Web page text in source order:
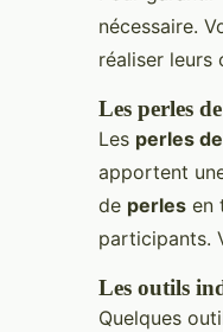
nécessaire.
réaliser leurs
Les perles
Les perles
apportent
de perles en
participants.
Les outils
Quelques